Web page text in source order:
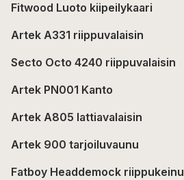
Fitwood Luoto kiipeilykaari
Artek A331 riippuvalaisin
Secto Octo 4240 riippuvalaisin
Artek PN001 Kanto
Artek A805 lattiavalaisin
Artek 900 tarjoiluvaunu
Fatboy Headdemock riippukeinu